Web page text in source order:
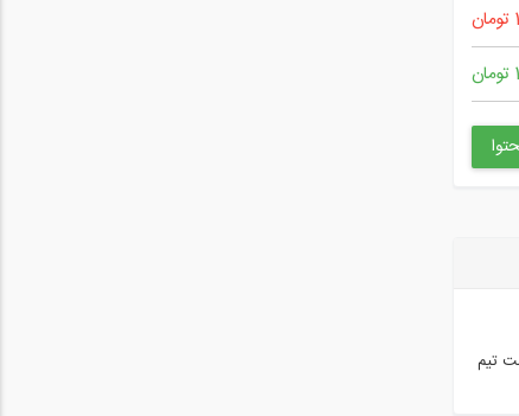
تیم